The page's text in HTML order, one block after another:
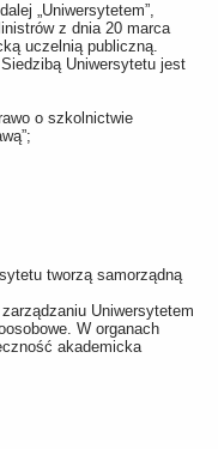
„Uniwersytetem”,
z dnia 20 marca
uczelnią publiczną.
Uniwersytetu jest
o szkolnictwie
tworzą samorządną
Uniwersytetem
W organach
akademicka